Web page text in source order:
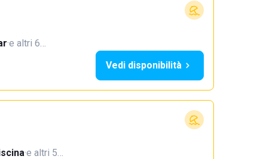
·e altri 6…
Vedi disponibilità
·e altri 5…